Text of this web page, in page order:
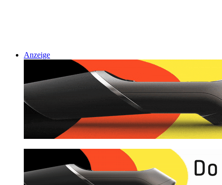
Anzeige